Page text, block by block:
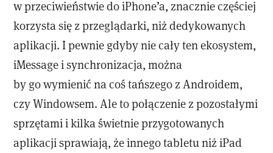
w przeciwieństwie do iPhone’a, znacznie częściej
korzysta się z przeglądarki, niż dedykowanych
aplikacji. I pewnie gdyby nie cały ten ekosystem,
iMessage i synchronizacja, można
by go wymienić na coś tańszego z Androidem,
czy Windowsem. Ale to połączenie z pozostałymi
sprzętami i kilka świetnie przygotowanych
aplikacji sprawiają, że innego tabletu niż iPad